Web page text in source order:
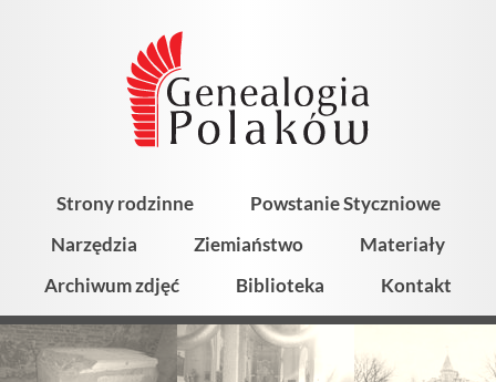
Strony rodzinne
Powstanie Styczniowe
Narzędzia
Ziemiaństwo
Materiały
Archiwum zdjęć
Biblioteka Kontakt